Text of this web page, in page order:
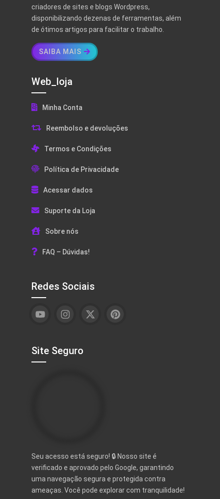
criadores de sites e blogs Wordpress,
disponibilizando dezenas de ferramentas, além
de ótimos artigos para facilitar o trabalho.
SAIBA MAIS
Web_loja
Minha Conta
Reembolso e devoluções
Termos e Condições
Política de Privacidade
Acessar dados
Suporte da Loja
Sobre nós
FAQ – Dúvidas!
Redes Sociais
Site Seguro
Seu acesso está seguro! 🔒 Nosso site é
verificado e aprovado pelo Google, garantindo
uma navegação segura e protegida contra
ameaças. Você pode explorar com tranquilidade!